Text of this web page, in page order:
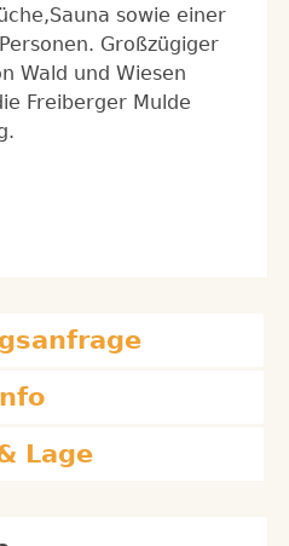
sowie einer
Großzügiger
Wald und Wiesen
Freiberger Mulde
Lage